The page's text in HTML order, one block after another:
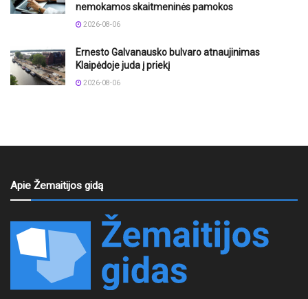
nemokamos skaitmeninės pamokos
2026-08-06
Ernesto Galvanausko bulvaro atnaujinimas
Klaipėdoje juda į priekį
2026-08-06
Apie Žemaitijos gidą